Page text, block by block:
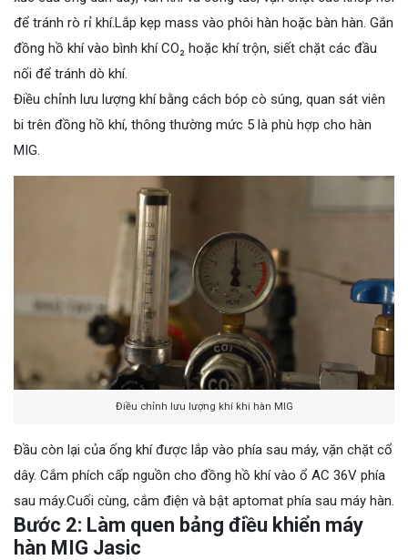
để tránh rò rỉ khí.Lắp kẹp mass vào phôi hàn hoặc bàn hàn. Gắn
đồng hồ khí vào bình khí CO₂ hoặc khí trộn, siết chặt các đầu
nối để tránh dò khí.
Điều chỉnh lưu lượng khí bằng cách bóp cò súng, quan sát viên
bi trên đồng hồ khí, thông thường mức 5 là phù hợp cho hàn
MIG.
Điều chỉnh lưu lượng khí khi hàn MIG
Đầu còn lại của ống khí được lắp vào phía sau máy, vặn chặt cổ
dây. Cắm phích cấp nguồn cho đồng hồ khí vào ổ AC 36V phía
sau máy.Cuối cùng, cắm điện và bật aptomat phía sau máy hàn.
Bước 2: Làm quen bảng điều khiển máy
hàn MIG Jasic